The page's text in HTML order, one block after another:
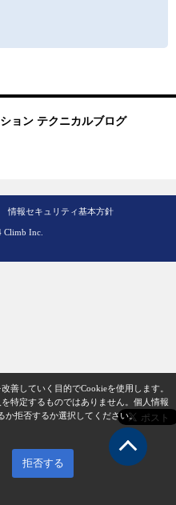
ョン テクニカルブログ
情報セキュリティ基本方針
Climb Inc.
善していく目的でCookieを使用します。
特定するものではありません。 個人情報
か拒否するか選択してください。
拒否する